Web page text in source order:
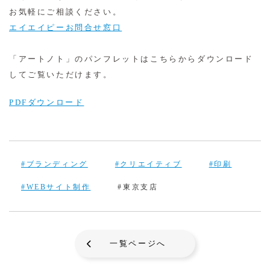
お気軽にご相談ください。
エイエイピーお問合せ窓口
「アートノト」のパンフレットはこちらからダウンロード
してご覧いただけます。
PDFダウンロード
#ブランディング #クリエイティブ #印刷
#WEBサイト制作 #東京支店
一覧ページへ